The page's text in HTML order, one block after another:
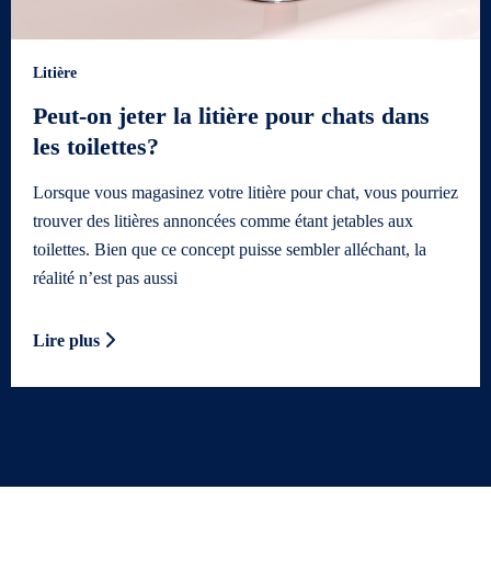
Litière
Peut-on jeter la litière pour chats dans
les toilettes?
Lorsque vous magasinez votre litière pour chat, vous pourriez
trouver des litières annoncées comme étant jetables aux
toilettes. Bien que ce concept puisse sembler alléchant, la
réalité n’est pas aussi
Lire plus